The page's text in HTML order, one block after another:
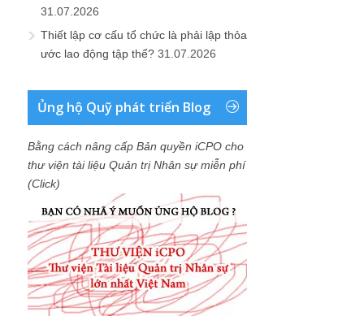
31.07.2026
Thiết lập cơ cấu tổ chức là phải lập thỏa
ước lao động tập thể? 31.07.2026
Ủng hộ Quỹ phát triển Blog
Bằng cách nâng cấp Bản quyền iCPO cho
thư viện tài liệu Quản trị Nhân sự miễn phí
(Click)